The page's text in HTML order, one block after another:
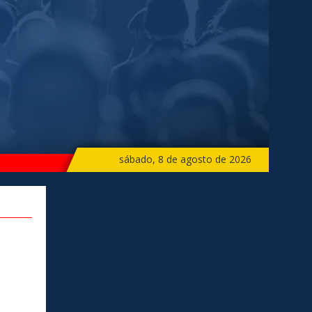
sábado, 8 de agosto de 2026